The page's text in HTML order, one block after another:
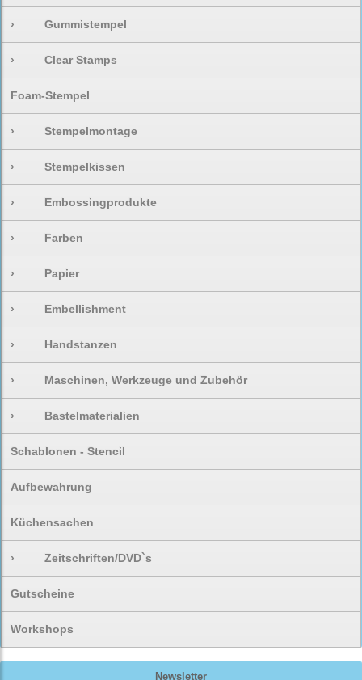
› Gummistempel
› Clear Stamps
Foam-Stempel
› Stempelmontage
› Stempelkissen
› Embossingprodukte
› Farben
› Papier
› Embellishment
› Handstanzen
› Maschinen, Werkzeuge und Zubehör
› Bastelmaterialien
Schablonen - Stencil
Aufbewahrung
Küchensachen
› Zeitschriften/DVD`s
Gutscheine
Workshops
Newsletter